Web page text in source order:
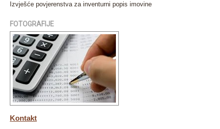
Izvješće povjerenstva za inventurni popis imovine
FOTOGRAFIJE
Kontakt